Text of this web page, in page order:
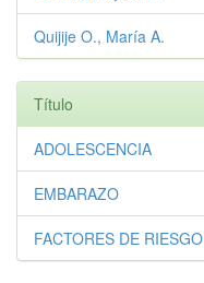
Quijije O., María A.
Título
ADOLESCENCIA
EMBARAZO
FACTORES DE RIESGO